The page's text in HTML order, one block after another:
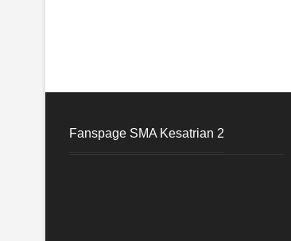
Fanspage SMA Kesatrian 2